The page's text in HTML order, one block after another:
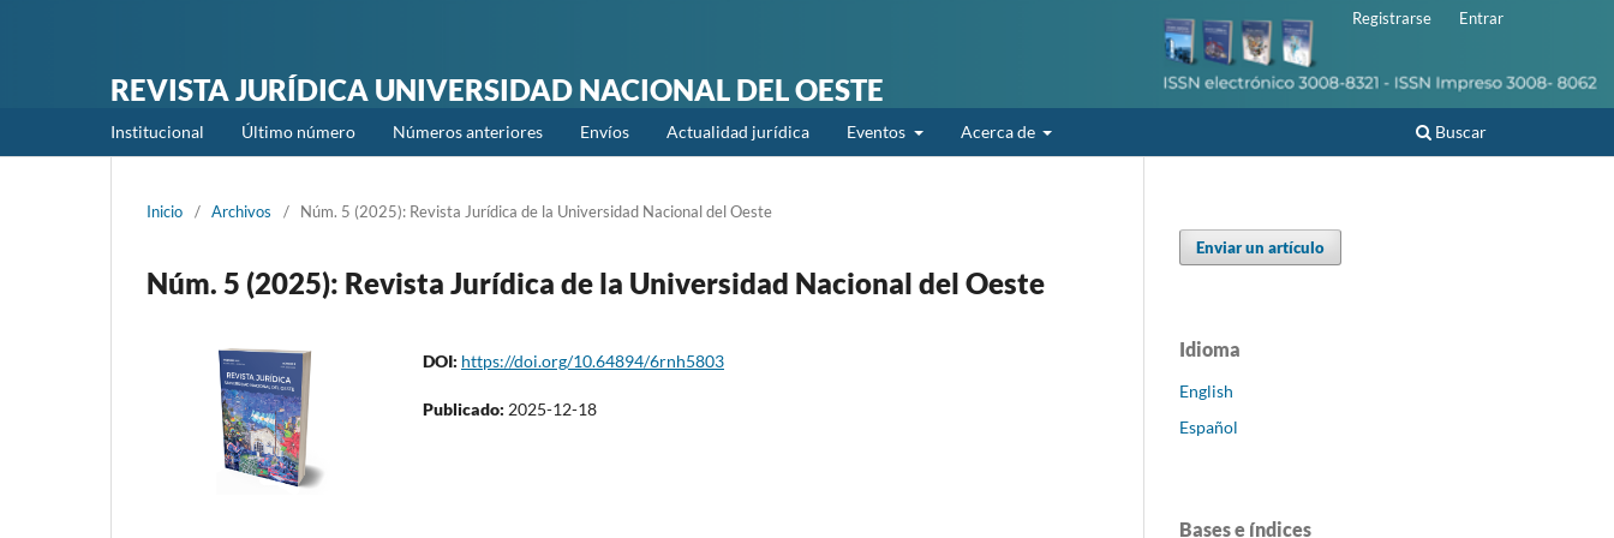
REVISTA JURÍDICA UNIVERSIDAD NACIONAL DEL OESTE
Institucional Último número Números anteriores Envíos Actualidad jurídica Eventos Acerca de Buscar
Registrarse Entrar
Inicio / Archivos / Núm. 5 (2025): Revista Jurídica de la Universidad Nacional del Oeste
Núm. 5 (2025): Revista Jurídica de la Universidad Nacional del Oeste
DOI: https://doi.org/10.64894/6rnh5803
Publicado: 2025-12-18
Enviar un artículo
Idioma
English
Español
Bases e índices